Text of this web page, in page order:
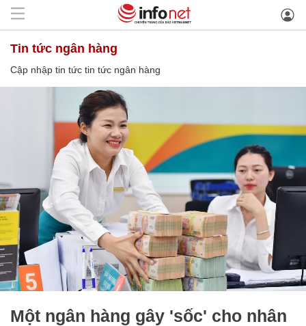
tin tức ngân hàng
Cập nhập tin tức tin tức ngân hàng
Một ngân hàng gây 'sốc' cho nhân